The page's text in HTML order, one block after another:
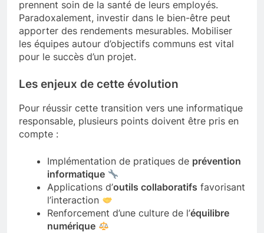
prennent soin de la santé de leurs employés.
Paradoxalement, investir dans le bien-être peut
apporter des rendements mesurables. Mobiliser
les équipes autour d’objectifs communs est vital
pour le succès d’un projet.
Les enjeux de cette évolution
Pour réussir cette transition vers une informatique
responsable, plusieurs points doivent être pris en
compte :
Implémentation de pratiques de prévention
informatique
Applications d’outils collaboratifs favorisant
l’interaction
Renforcement d’une culture de l’équilibre
numérique